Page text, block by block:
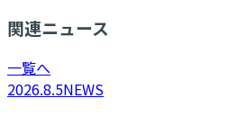
関連ニュース
一覧へ
2026.8.5NEWS